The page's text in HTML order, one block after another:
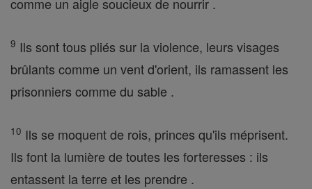
9 Ils sont tous pliés sur la violence, leurs visages
brûlants comme un vent d'orient, ils ramassent les
prisonniers comme du sable .
10 Ils se moquent de rois, princes qu'ils méprisent.
Ils font la lumière de toutes les forteresses : ils
entassent la terre et les prendre .